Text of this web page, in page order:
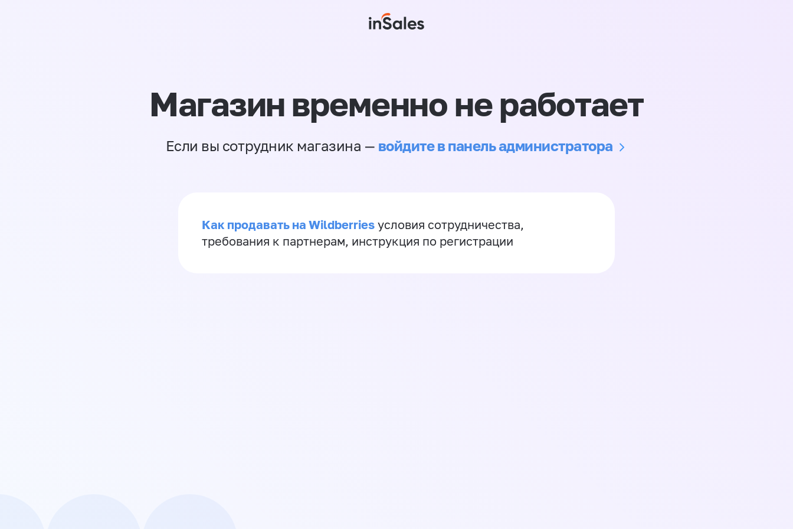
Магазин временно не работает
Если вы сотрудник магазина — войдите в панель администратора
Как продавать на Wildberries условия сотрудничества,
требования к партнерам, инструкция по регистрации